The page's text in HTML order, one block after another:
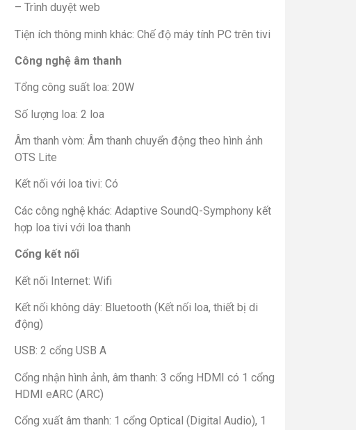
– Trình duyệt web
Tiện ích thông minh khác: Chế độ máy tính PC trên tivi
Công nghệ âm thanh
Tổng công suất loa: 20W
Số lượng loa: 2 loa
Âm thanh vòm: Âm thanh chuyển động theo hình ảnh
OTS Lite
Kết nối với loa tivi: Có
Các công nghệ khác: Adaptive SoundQ-Symphony kết
hợp loa tivi với loa thanh
Cổng kết nối
Kết nối Internet: Wifi
Kết nối không dây: Bluetooth (Kết nối loa, thiết bị di
động)
USB: 2 cổng USB A
Cổng nhận hình ảnh, âm thanh: 3 cổng HDMI có 1 cổng
HDMI eARC (ARC)
Cổng xuất âm thanh: 1 cổng Optical (Digital Audio), 1